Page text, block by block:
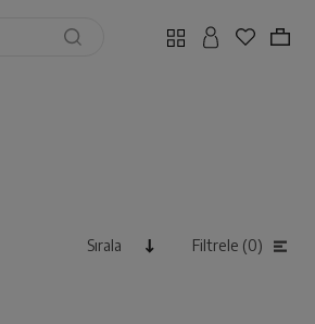
Sırala Filtrele (0)